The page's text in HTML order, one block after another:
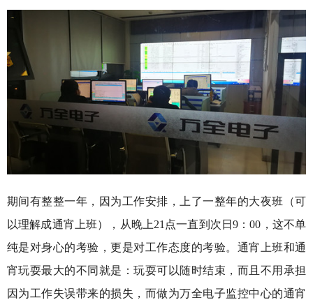
期间有整整一年，因为工作安排，上了一整年的大夜班（可
以理解成通宵上班），从晚上21点一直到次日9：00，这不单
纯是对身心的考验，更是对工作态度的考验。通宵上班和通
宵玩耍最大的不同就是：玩耍可以随时结束，而且不用承担
因为工作失误带来的损失，而做为万全电子监控中心的通宵